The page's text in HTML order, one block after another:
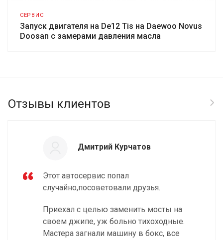
СЕРВИС
Запуск двигателя на De12 Tis на Daewoo Novus
Doosan с замерами давления масла
Отзывы клиентов
Дмитрий Курчатов
Этот автосервис попал
случайно,посоветовали друзья.
Приехал с целью заменить мосты на
своем джипе, уж больно тихоходные.
Мастера загнали машину в бокс, все